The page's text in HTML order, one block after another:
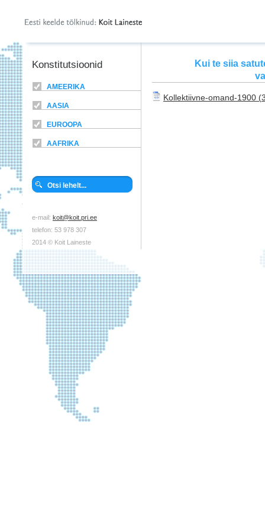
Konstitutsioonid
AMEERIKA
AASIA
EUROOPA
AAFRIKA
e-mail: koit@koit.pri.ee
telefon: 53 978 307
2014 © Koit Laineste
Kui te siia
Kollektiivne-omand-1900